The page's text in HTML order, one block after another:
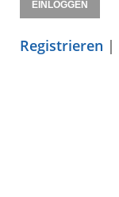
Registrieren |